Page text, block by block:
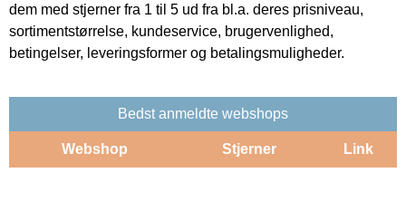
dem med stjerner fra 1 til 5 ud fra bl.a. deres prisniveau,
sortimentstørrelse, kundeservice, brugervenlighed,
betingelser, leveringsformer og betalingsmuligheder.
Bedst anmeldte webshops
Webshop Stjerner Link